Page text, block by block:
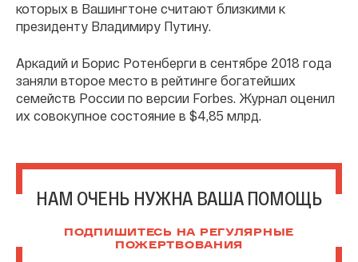
которых в Вашингтоне считают близкими к
президенту Владимиру Путину.
Аркадий и Борис Ротенберги в сентябре 2018 года
заняли второе место в рейтинге богатейших
семейств России по версии Forbes. Журнал оценил
их совокупное состояние в $4,85 млрд.
НАМ ОЧЕНЬ НУЖНА ВАША ПОМОЩЬ
ПОДПИШИТЕСЬ НА РЕГУЛЯРНЫЕ
ПОЖЕРТВОВАНИЯ